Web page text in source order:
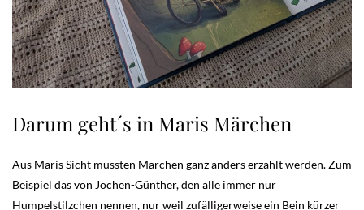
Darum geht´s in Maris Märchen
Aus Maris Sicht müssten Märchen ganz anders erzählt werden. Zum
Beispiel das von Jochen-Günther, den alle immer nur
Humpelstilzchen nennen, nur weil zufälligerweise ein Bein kürzer